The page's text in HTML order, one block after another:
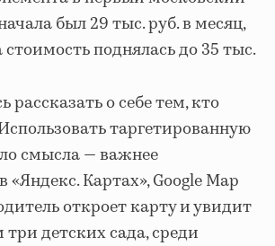
был 29 тыс. руб. в месяц,
стоимость поднялась до 35 тыс.
о себе тем, кто
таргетированную
смысла — важнее
«Яндекс. Картах», Google Map
откроет карту и увидит
детских сада, среди